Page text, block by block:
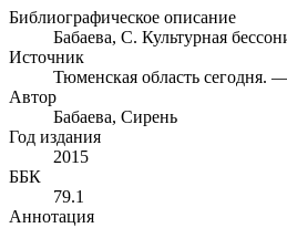
Библиографическое описание
Бабаева, С. Культурная
Источник
Тюменская область сегодня.
Автор
Бабаева, Сирень
Год издания
2015
ББК
79.1
Аннотация